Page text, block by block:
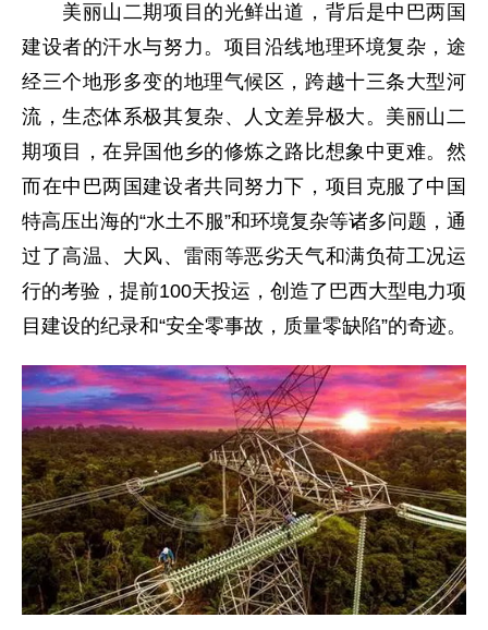
美丽山二期项目的光鲜出道，背后是中巴两国
建设者的汗水与努力。项目沿线地理环境复杂，途
经三个地形多变的地理气候区，跨越十三条大型河
流，生态体系极其复杂、人文差异极大。美丽山二
期项目，在异国他乡的修炼之路比想象中更难。然
而在中巴两国建设者共同努力下，项目克服了中国
特高压出海的“水土不服”和环境复杂等诸多问题，通
过了高温、大风、雷雨等恶劣天气和满负荷工况运
行的考验，提前100天投运，创造了巴西大型电力项
目建设的纪录和“安全零事故，质量零缺陷”的奇迹。